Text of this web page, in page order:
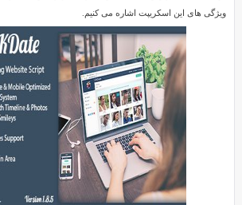
ویژگی های این اسکریپت اشاره می کنیم.